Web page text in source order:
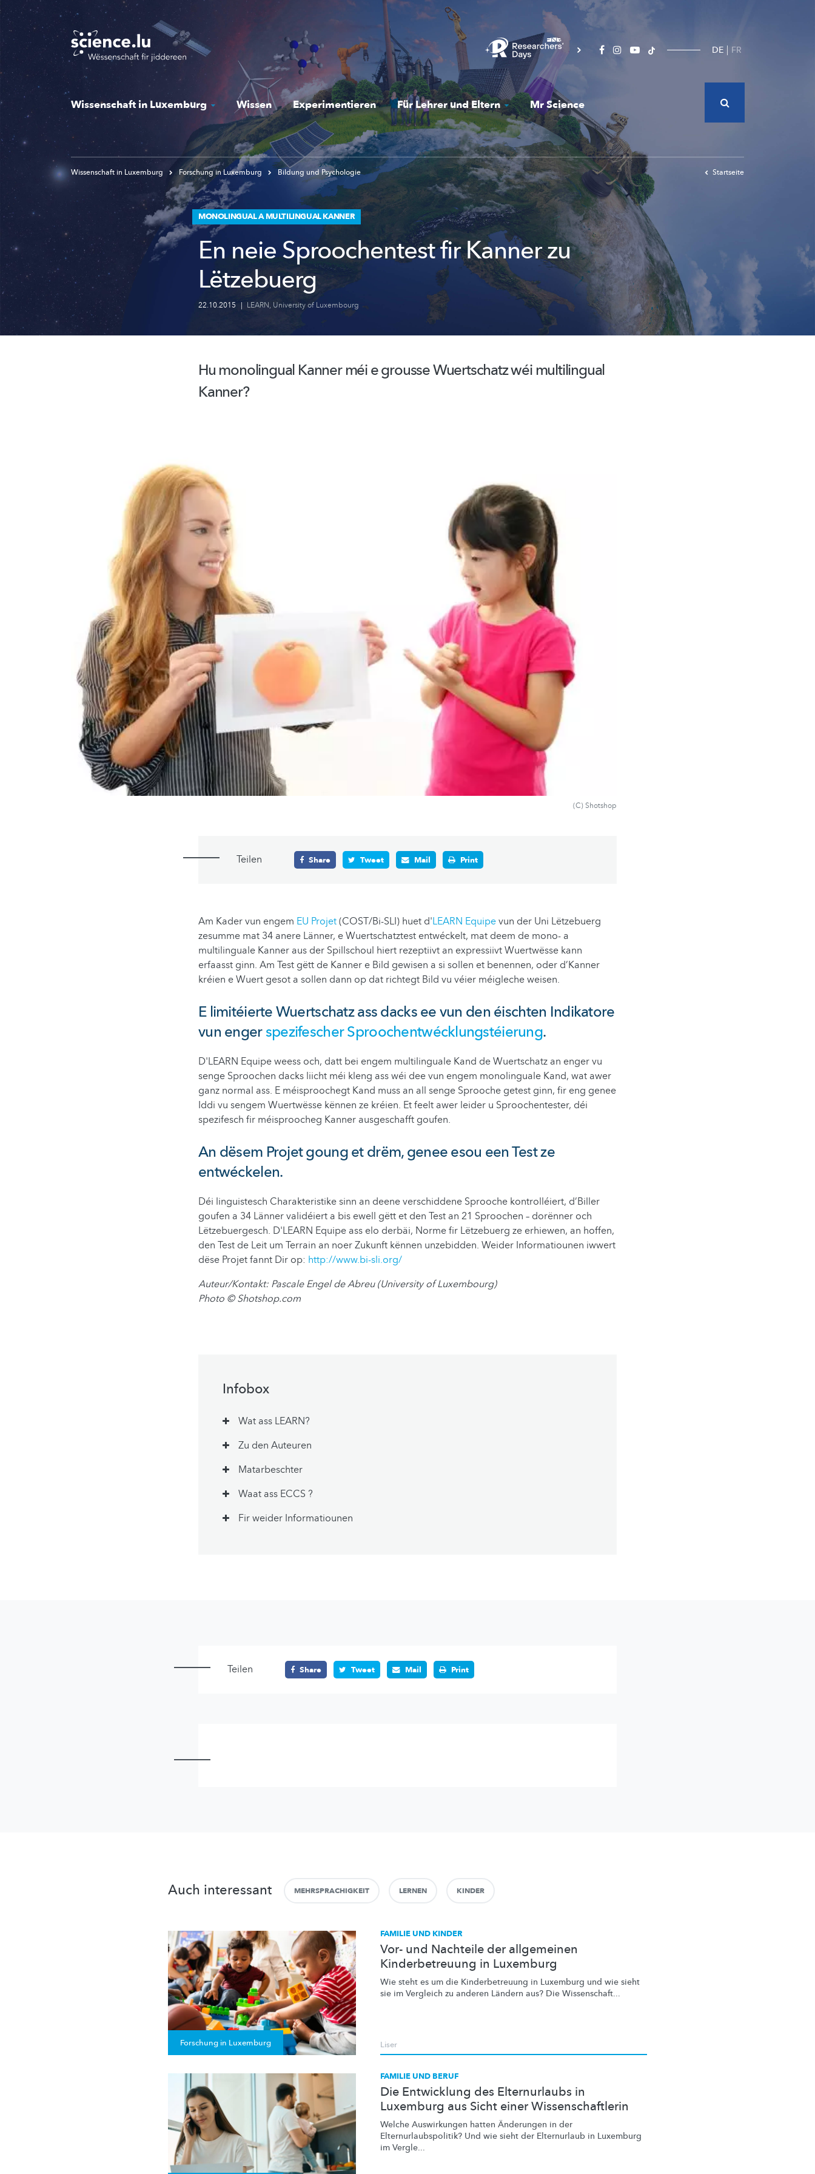
Skip
to
main
content
DE FR
Wissenschaft in Luxemburg Wissen Experimentieren Für Lehrer und Eltern Mr Science
Wissenschaft in Luxemburg Forschung in Luxemburg Bildung und Psychologie Startseite
MONOLINGUAL A MULTILINGUAL KANNER
En neie Sproochentest fir Kanner zu
Lëtzebuerg
22.10.2015 | LEARN, University of Luxembourg
Hu monolingual Kanner méi e grousse Wuertschatz wéi multilingual
Kanner?
(C) Shotshop
Teilen Share Tweet Mail Print
Am Kader vun engem EU Projet(COST/Bi-SLI) huet d'LEARN Equipevun der Uni Lëtzebuerg
zesumme mat 34 anere Länner, e Wuertschatztest entwéckelt, mat deem de mono- a
multilinguale Kanner aus der Spillschoul hiert rezeptiivt an expressiivt Wuertwësse kann
erfaasst ginn. Am Test gëtt de Kanner e Bild gewisen a si sollen et benennen, oder d’Kanner
kréien e Wuert gesot a sollen dann op dat richtegt Bild vu véier méigleche weisen.
E limitéierte Wuertschatz ass dacks ee vun den éischten Indikatore
vun engerspezifescher Sproochentwécklungstéierung.
D'LEARN Equipe weess och, datt bei engem multilinguale Kand de Wuertschatz an enger vu
senge Sproochen dacks liicht méi kleng ass wéi dee vun engem monolinguale Kand, wat awer
ganz normal ass. E méisproochegt Kand muss an all senge Sprooche getest ginn, fir eng genee
Iddi vu sengem Wuertwësse kënnen ze kréien. Et feelt awer leider u Sproochentester, déi
spezifesch fir méisproocheg Kanner ausgeschafft goufen.
An dësem Projet goung et drëm, genee esou een Test ze
entwéckelen.
Déi linguistesch Charakteristike sinn an deene verschiddene Sprooche kontrolléiert, d’Biller
goufen a 34 Länner validéiert a bis ewell gëtt et den Test an 21 Sproochen – dorënner och
Lëtzebuergesch. D'LEARN Equipe ass elo derbäi, Norme fir Lëtzebuerg ze erhiewen, an hoffen,
den Test de Leit um Terrain an noer Zukunft kënnen unzebidden. Weider Informatiounen iwwert
dëse Projet fannt Dir op: http://www.bi-sli.org/
Auteur/Kontakt: Pascale Engel de Abreu (University of Luxembourg)
Photo © Shotshop.com
Infobox
Wat ass LEARN?
Zu den Auteuren
Matarbeschter
Waat ass ECCS ?
Fir weider Informatiounen
Teilen Share Tweet Mail Print
Auch interessant MEHRSPRACHIGKEIT LERNEN KINDER
Forschung in Luxemburg
FAMILIE UND KINDER
Vor- und Nachteile der allgemeinen
Kinderbetreuung in Luxemburg
Wie steht es um die Kinderbetreuung in Luxemburg und wie sieht
sie im Vergleich zu anderen Ländern aus? Die Wissenschaft...
Liser
FAMILIE UND BERUF
Die Entwicklung des Elternurlaubs in
Luxemburg aus Sicht einer Wissenschaftlerin
Welche Auswirkungen hatten Änderungen in der
Elternurlaubspolitik? Und wie sieht der Elternurlaub in Luxemburg
im Vergle...